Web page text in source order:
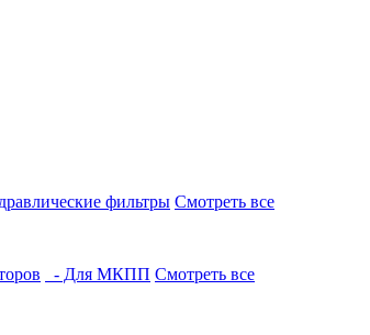
фильтры Смотреть все
- Для МКПП Смотреть все